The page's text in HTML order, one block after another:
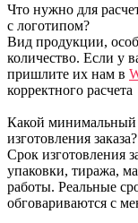
Что нужно для
с логотипом?
Вид продукции,
количество. Если у
пришлите их нам в
корректного расчета
Какой минимальный
изготовления заказа?
Срок изготовления
упаковки, тиража,
работы. Реальные
обговариваются с